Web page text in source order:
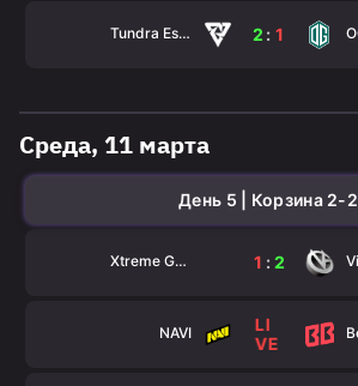
Tundra Esports 2 : 1
Среда, 11 марта
День 5 | Корзина 2-2
Xtreme Gaming 1 :2
NAVI
LI
VE